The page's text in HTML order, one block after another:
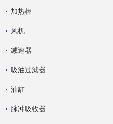
加热棒
风机
减速器
吸油过滤器
油缸
脉冲吸收器